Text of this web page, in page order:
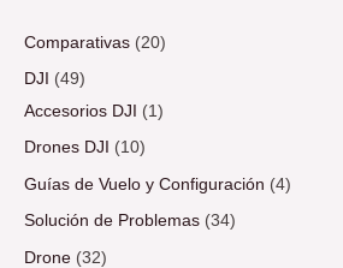
Comparativas (20)
DJI
(49)
Accesorios DJI
(1)
Drones DJI (10)
Guías de Vuelo y Configuración (4)
Solución de Problemas (34)
Drone (32)